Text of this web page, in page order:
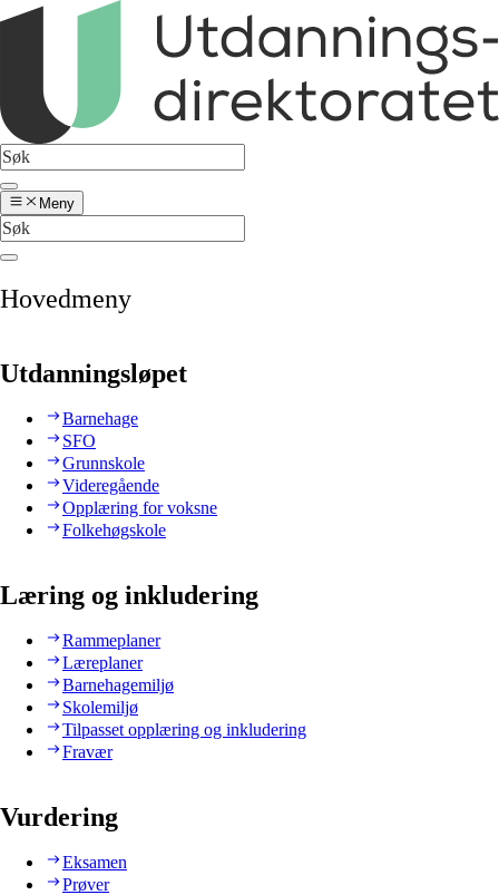
Meny
Hovedmeny
Utdanningsløpet
Barnehage
SFO
Grunnskole
Videregående
Opplæring for voksne
Folkehøgskole
Læring og inkludering
Rammeplaner
Læreplaner
Barnehagemiljø
Skolemiljø
Tilpasset opplæring og inkludering
Fravær
Vurdering
Eksamen
Prøver